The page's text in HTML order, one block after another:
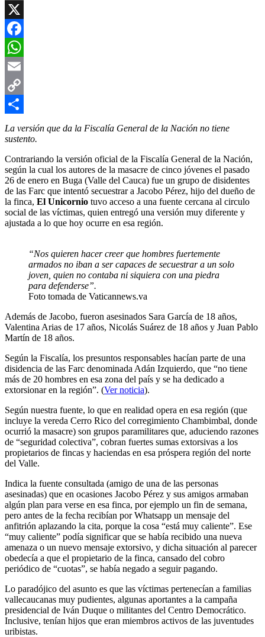
X
Facebook
WhatsApp
Email
Copy
Link
Compartir
La versión que da la Fiscalía General de la Nación no tiene
sustento.
Contrariando la versión oficial de la Fiscalía General de la Nación,
según la cual los autores de la masacre de cinco jóvenes el pasado
26 de enero en Buga (Valle del Cauca) fue un grupo de disidentes
de las Farc que intentó secuestrar a Jacobo Pérez, hijo del dueño de
la finca, El Unicornio tuvo acceso a una fuente cercana al circulo
social de las víctimas, quien entregó una versión muy diferente y
ajustada a lo que hoy ocurre en esa región.
“Nos quieren hacer creer que hombres fuertemente
armados no iban a ser capaces de secuestrar a un solo
joven, quien no contaba ni siquiera con una piedra
para defenderse”.
Foto tomada de Vaticannews.va
Además de Jacobo, fueron asesinados Sara García de 18 años,
Valentina Arias de 17 años, Nicolás Suárez de 18 años y Juan Pablo
Martín de 18 años.
Según la Fiscalía, los presuntos responsables hacían parte de una
disidencia de las Farc denominada Adán Izquierdo, que “no tiene
más de 20 hombres en esa zona del país y se ha dedicado a
extorsionar en la región”. (Ver noticia).
Según nuestra fuente, lo que en realidad opera en esa región (que
incluye la vereda Cerro Rico del corregimiento Chambimbal, donde
ocurrió la masacre) son grupos paramilitares que, aduciendo razones
de “seguridad colectiva”, cobran fuertes sumas extorsivas a los
propietarios de fincas y haciendas en esa próspera región del norte
del Valle.
Indica la fuente consultada (amigo de una de las personas
asesinadas) que en ocasiones Jacobo Pérez y sus amigos armaban
algún plan para verse en esa finca, por ejemplo un fin de semana,
pero antes de la fecha recibían por Whatsapp un mensaje del
anfitrión aplazando la cita, porque la cosa “está muy caliente”. Ese
“muy caliente” podía significar que se había recibido una nueva
amenaza o un nuevo mensaje extorsivo, y dicha situación al parecer
obedecía a que el propietario de la finca, cansado del cobro
periódico de “cuotas”, se había negado a seguir pagando.
Lo paradójico del asunto es que las víctimas pertenecían a familias
vallecaucanas muy pudientes, algunas aportantes a la campaña
presidencial de Iván Duque o militantes del Centro Democrático.
Inclusive, tenían hijos que eran miembros activos de las juventudes
uribistas.